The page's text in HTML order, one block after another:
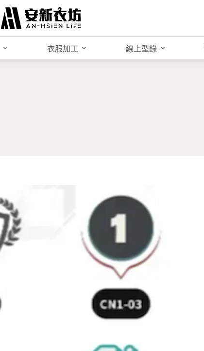
衣服加工 線上型錄